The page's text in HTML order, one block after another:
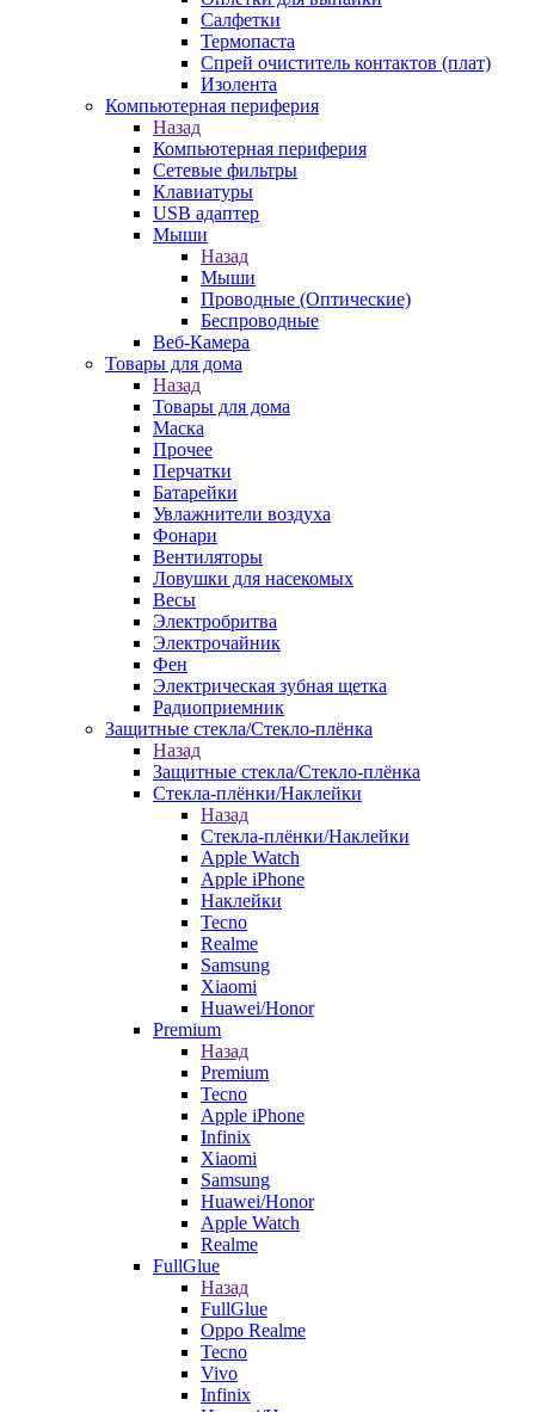
Салфетки
Термопаста
Спрей очиститель контактов (плат)
Изолента
Компьютерная периферия
Назад
Компьютерная периферия
Сетевые фильтры
Клавиатуры
USB адаптер
Мыши
Назад
Мыши
Проводные (Оптические)
Беспроводные
Веб-Камера
Товары для дома
Назад
Товары для дома
Маска
Прочее
Перчатки
Батарейки
Увлажнители воздуха
Фонари
Вентиляторы
Ловушки для насекомых
Весы
Электробритва
Электрочайник
Фен
Электрическая зубная щетка
Радиоприемник
Защитные стекла/Стекло-плёнка
Назад
Защитные стекла/Стекло-плёнка
Стекла-плёнки/Наклейки
Назад
Стекла-плёнки/Наклейки
Apple Watch
Apple iPhone
Наклейки
Tecno
Realme
Samsung
Xiaomi
Huawei/Honor
Premium
Назад
Premium
Tecno
Apple iPhone
Infinix
Xiaomi
Samsung
Huawei/Honor
Apple Watch
Realme
FullGlue
Назад
FullGlue
Oppo Realme
Tecno
Vivo
Infinix